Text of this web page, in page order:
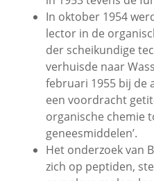
In oktober 1954
lector in de
der scheikundige
verhuisde naar
februari 1955 bij de
een voordracht
organische chemie
geneesmiddelen’.
Het onderzoek van
zich op peptiden,